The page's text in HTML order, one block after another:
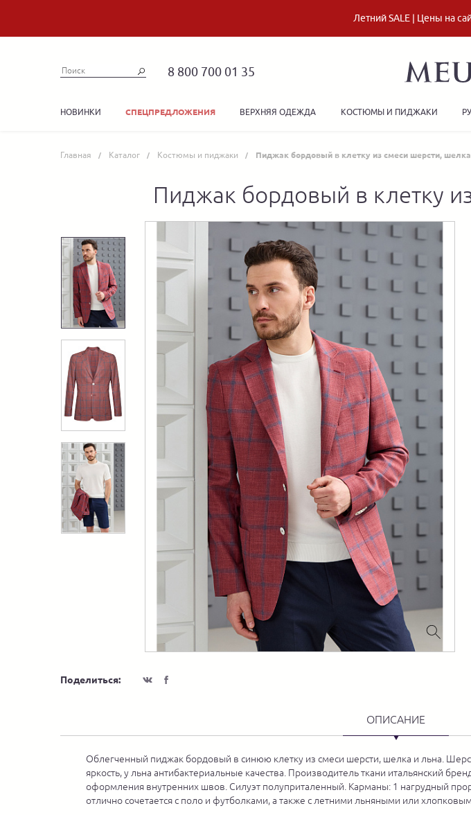
Летний SALE | Цены на
8 800 700 01 35
НОВИНКИ СПЕЦПРЕДЛОЖЕНИЯ ВЕРХНЯЯ ОДЕЖДА КОСТЮМЫ И ПИДЖАКИ
Главная Каталог Костюмы и пиджаки Пиджак бордовый в клетку из смеси шерсти,
Пиджак бордовый в клетку
Поделиться:
ОПИСАНИЕ
Облегченный пиджак бордовый в синюю клетку из смеси шерсти, шелка и льна.
яркость, у льна антибактериальные качества. Производитель ткани итальянский
оформления внутренних швов. Силуэт полуприталенный. Карманы: 1 нагрудный
отлично сочетается с поло и футболками, а также с летними льняными или